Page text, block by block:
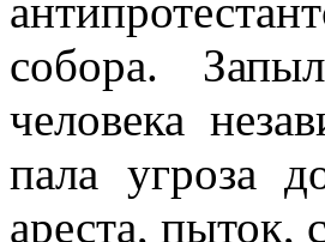
собора.
человека
пала угроза
ареста, пыток,